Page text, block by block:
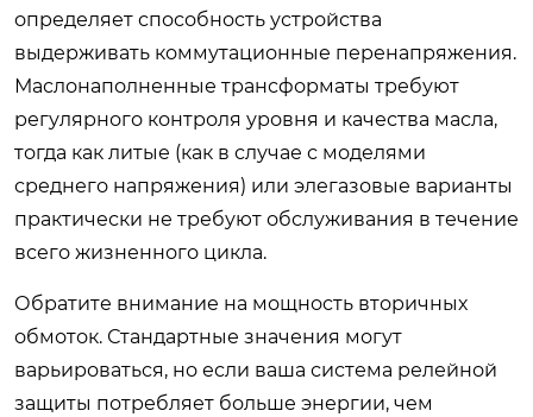
определяет способность устройства
выдерживать коммутационные перенапряжения.
Маслонаполненные трансформаты требуют
регулярного контроля уровня и качества масла,
тогда как литые (как в случае с моделями
среднего напряжения) или элегазовые варианты
практически не требуют обслуживания в течение
всего жизненного цикла.
Обратите внимание на мощность вторичных
обмоток. Стандартные значения могут
варьироваться, но если ваша система релейной
защиты потребляет больше энергии, чем